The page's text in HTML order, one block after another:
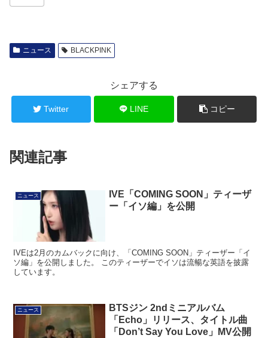
ニュース BLACKPINK
シェアする
Twitter LINE コピー
関連記事
ニュース
IVE「COMING SOON」ティーザ
ー「イソ編」を公開
IVEは2月のカムバックに向け、「COMING SOON」ティーザー「イ
ソ編」を公開しました。 このティーザーでイソは流暢な英語を披露
しています。
ニュース
BTSジン 2ndミニアルバム
「Echo」リリース、タイトル曲
「Don’t Say You Love」MV公開